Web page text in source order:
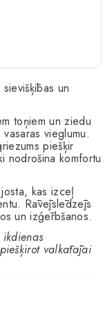
un
toņiem un ziedu
vieglumu.
piešķir
nodrošina komfortu
kas izceļ
Rāvējslēdzējs
un izģērbšanos.
valkātājai